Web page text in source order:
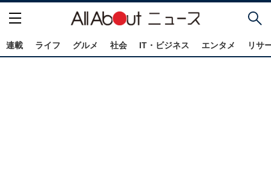
連載 ライフ グルメ 社会 IT・ビジネス エンタメ リサ